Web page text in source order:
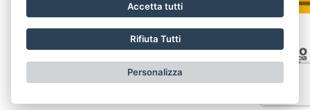
Segnala Disservizio
Accetta tutti
Rifiuta Tutti
Personalizza